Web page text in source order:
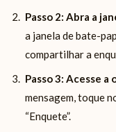
Passo 2: Abra a
a janela de bate-
compartilhar a
Passo 3: Acesse
mensagem, toque
“Enquete”.